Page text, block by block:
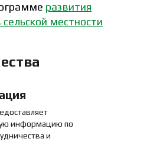
развития
местности
информацию по
и